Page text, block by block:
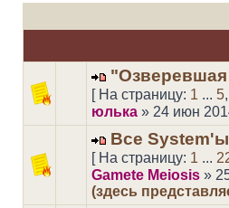
"Озверевшая
[ На страницу: 1 ... 5,
юлька » 24 июн
Все
[ На страницу: 1 ...
Gamete Meiosis »
(здесь